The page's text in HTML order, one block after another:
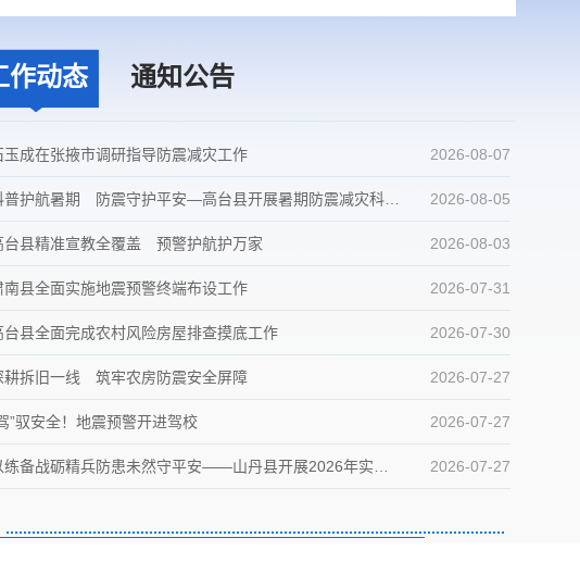
求真务实、真抓实干”
强国，关键在科技自立自强”
向着建军一百年奋斗目标阔步前行——以习近平同志为核心的党中央引领人民军队书写强军兴军新篇章
作动态 通知公告
玉成在张掖市调研指导防震减灾工作 2026-08-07
护航暑期 防震守护平安—高台县开展暑期防震减灾科普实践活动 2026-08-05
台县精准宣教全覆盖 预警护航护万家 2026-08-03
南县全面实施地震预警终端布设工作 2026-07-31
台县全面完成农村风险房屋排查摸底工作 2026-07-30
耕拆旧一线 筑牢农房防震安全屏障 2026-07-27
”驭安全！地震预警开进驾校 2026-07-27
练备战砺精兵防患未然守平安——山丹县开展2026年实战化地震应急演练 2026-07-27